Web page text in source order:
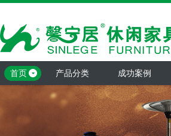
首页 产品分类 成功案例